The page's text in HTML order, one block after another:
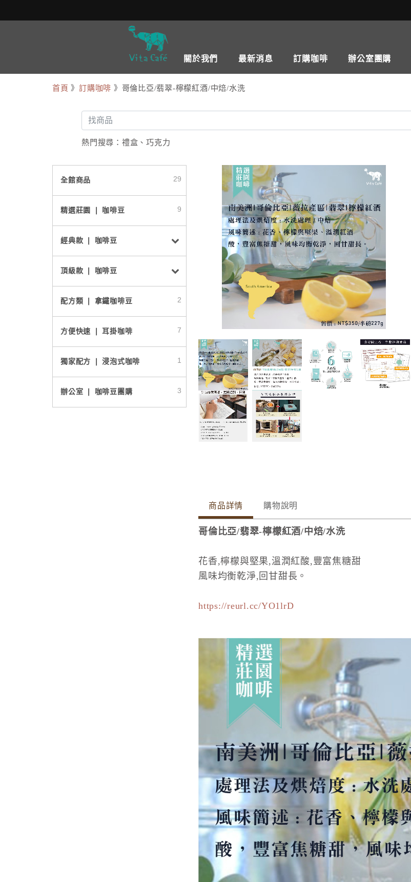
關於我們 最新消息 訂購咖啡 辦公室團購
首頁 》訂購咖啡 》哥倫比亞/翡翠-檸檬紅酒/中焙/水洗
熱門搜尋： 禮盒 、巧克力
全館商品 29
精選莊園 ❘ 咖啡豆 9
經典款 ❘ 咖啡豆
頂級款 ❘ 咖啡豆
配方類 ❘ 拿鐵咖啡豆 2
方便快速 ❘ 耳掛咖啡 7
獨家配方 ❘ 浸泡式咖啡 1
辦公室 ❘ 咖啡豆團購 3
商品詳情 購物說明
哥倫比亞/翡翠-檸檬紅酒/中焙/水洗
花香,檸檬與堅果,溫潤紅酸,豐富焦糖甜
風味均衡乾淨,回甘甜長。
https://reurl.cc/YO1lrD